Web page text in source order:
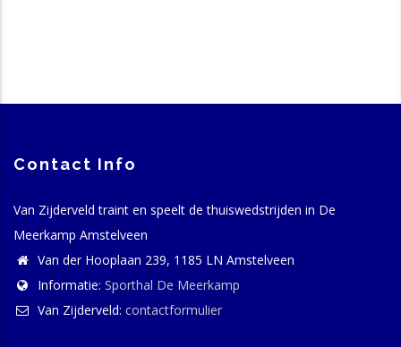
Contact Info
Van Zijderveld traint en speelt de thuiswedstrijden in De
Meerkamp Amstelveen
Van der Hooplaan 239, 1185 LN Amstelveen
Informatie: Sporthal De Meerkamp
Van Zijderveld: contactformulier